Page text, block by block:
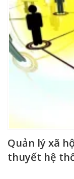
Quản lý xã
thuyết hệ